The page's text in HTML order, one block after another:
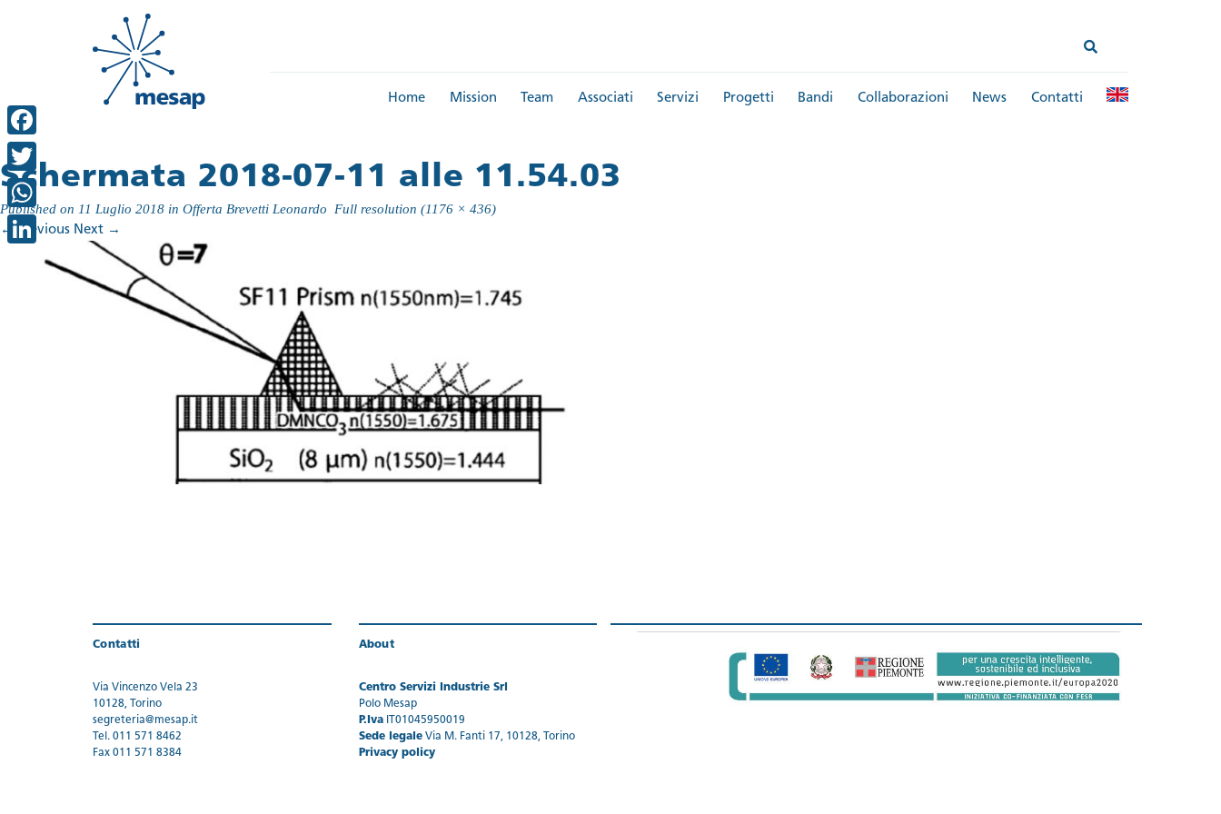
Home Mission Team Associati Servizi Progetti Bandi Collaborazioni News Contatti
Schermata 2018-07-11 alle 11.54.03
Published on 11 Luglio 2018 in Offerta Brevetti Leonardo Full resolution (1176 × 436)
←Previous Next →
Contatti
Via Vincenzo Vela 23
10128, Torino
segreteria@mesap.it
Tel. 011 571 8462
Fax 011 571 8384
About
Centro Servizi Industrie Srl
Polo Mesap
P.IvaIT01045950019
Sede legaleVia M. Fanti 17, 10128, Torino
Privacy policy
Facebook
Twitter
WhatsApp
LinkedIn